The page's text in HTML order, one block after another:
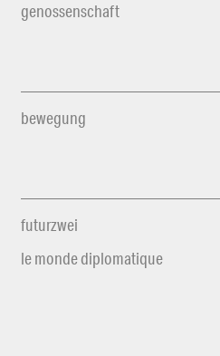
genossenschaft
bewegung
futurzwei
le monde diplomatique